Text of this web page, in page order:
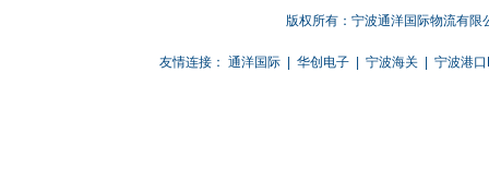
版权所有：宁波通洋国际物流有限
友情连接： 通洋国际| 华创电子| 宁波海关| 宁波港口